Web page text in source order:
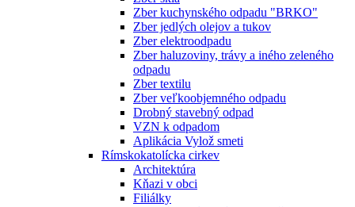
Zber kuchynského odpadu "BRKO"
Zber jedlých olejov a tukov
Zber elektroodpadu
Zber haluzoviny, trávy a iného zeleného
odpadu
Zber textilu
Zber veľkoobjemného odpadu
Drobný stavebný odpad
VZN k odpadom
Aplikácia Vylož smeti
Rímskokatolícka cirkev
Architektúra
Kňazi v obci
Filiálky